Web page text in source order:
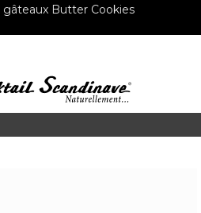
gâteaux Butter Cookies